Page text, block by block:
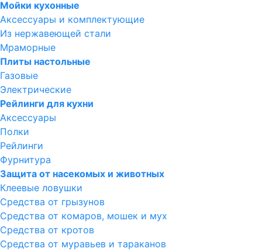
Мойки кухонные
Аксессуары и комплектующие
Из нержавеющей стали
Мраморные
Плиты настольные
Газовые
Электрические
Рейлинги для кухни
Аксессуары
Полки
Рейлинги
Фурнитура
Защита от насекомых и животных
Клеевые ловушки
Средства от грызунов
Средства от комаров, мошек и мух
Средства от кротов
Средства от муравьев и тараканов